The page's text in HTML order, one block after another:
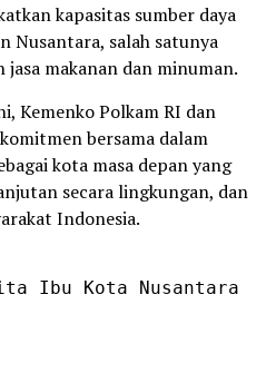
kapasitas sumber daya
Nusantara, salah satunya
makanan dan minuman.
Kemenko Polkam RI dan
bersama dalam
kota masa depan yang
secara lingkungan, dan
Indonesia.
Ibu Kota Nusantara